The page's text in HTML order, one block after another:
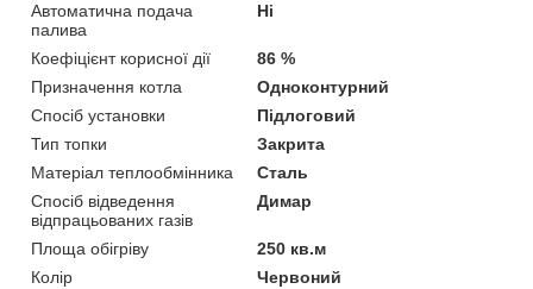
Автоматична подача
палива
Ні
Коефіцієнт корисної дії
86 %
Призначення котла
Одноконтурний
Спосіб установки
Підлоговий
Тип топки
Закрита
Матеріал теплообмінника
Сталь
Спосіб відведення
відпрацьованих газів
Димар
Площа обігріву
250 кв.м
Колір
Червоний